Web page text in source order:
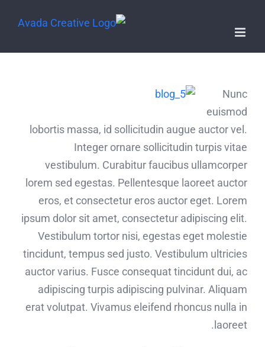
Nunc
euismod
lobortis massa, id sollicitudin augue auctor vel.
Integer ornare sollicitudin turpis vitae
vestibulum. Curabitur faucibus ullamcorper
lorem sed egestas. Pellentesque laoreet auctor
eros, et consectetur eros auctor eget. Lorem
ipsum dolor sit amet, consectetur adipiscing elit.
Vestibulum tortor nisi, egestas eget molestie
tincidunt, tempus sed justo. Vestibulum ultricies
auctor varius. Fusce consequat tincidunt dui, ac
adipiscing turpis adipiscing pulvinar. Aliquam
erat volutpat. Vivamus eleifend rhoncus nulla in
laoreet.